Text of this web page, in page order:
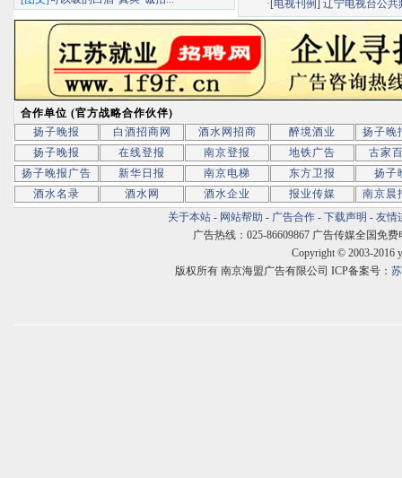
·[电视刊例]辽宁电视台公共
合作单位 (官方战略合作伙伴)
扬子晚报
白酒招商网 酒水网招商 醉境酒业
扬子晚
扬子晚报
在线登报 南京登报 地铁广告
古家
扬子晚报广告
新华日报 南京电梯 东方卫报
扬子
酒水名录
酒水网 酒水企业 报业传媒
南京晨
关于本站 - 网站帮助 - 广告合作 - 下载声明 - 友情
广告热线：025-86609867 广告传媒全国免费
Copyright © 2003-2016
版权所有 南京海盟广告有限公司 ICP备案号：